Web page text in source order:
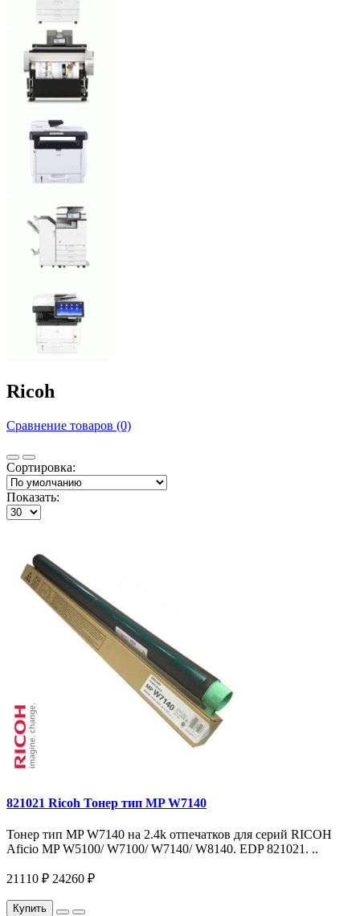
Ricoh
Сравнение товаров (0)
Сортировка:
Показать:
821021 Ricoh Тонер тип MP W7140
Тонер тип MP W7140 на 2.4k отпечатков для серий RICOH
Aficio MP W5100/ W7100/ W7140/ W8140. EDP 821021. ..
21110 ₽ 24260 ₽
Купить